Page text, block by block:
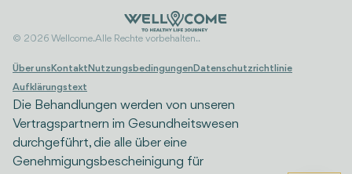
© 2026 Wellcome. Alle Rechte vorbehalten..
Über uns Kontakt Nutzungsbedingungen Datenschutzrichtlinie
Aufklärungstext
Die Behandlungen werden von unseren
Vertragspartnern im Gesundheitswesen
durchgeführt, die alle über eine
Genehmigungsbescheinigung für